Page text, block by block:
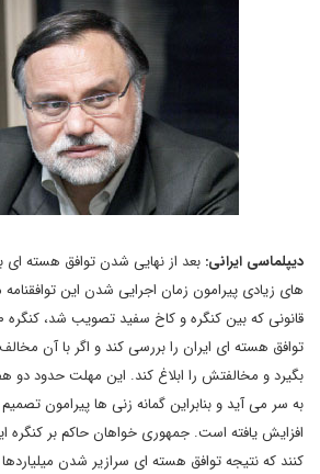
دیپلماسی ایرانی:
های زیادی پیرامون زمان اجرایی شدن این
توافق هسته ای ایران را بررسی کند و اگر با آن
به سر می آید و بنابراین گمانه زنی ها پیرامون
افزایش یافته است. جمهوری خواهان حاکم بر کنگره
کنند که نتیجه توافق هسته ای سرازیر شدن